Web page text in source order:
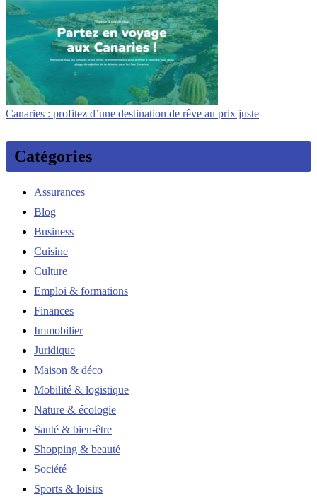
Canaries : profitez d’une destination de rêve au prix juste
Catégories
Assurances
Blog
Business
Cuisine
Culture
Emploi & formations
Finances
Immobilier
Juridique
Maison & déco
Mobilité & logistique
Nature & écologie
Santé & bien-être
Shopping & beauté
Société
Sports & loisirs